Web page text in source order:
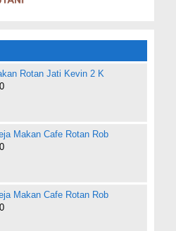
Rotan Jati Kevin 2 K
Makan Cafe Rotan Rob
Makan Cafe Rotan Rob